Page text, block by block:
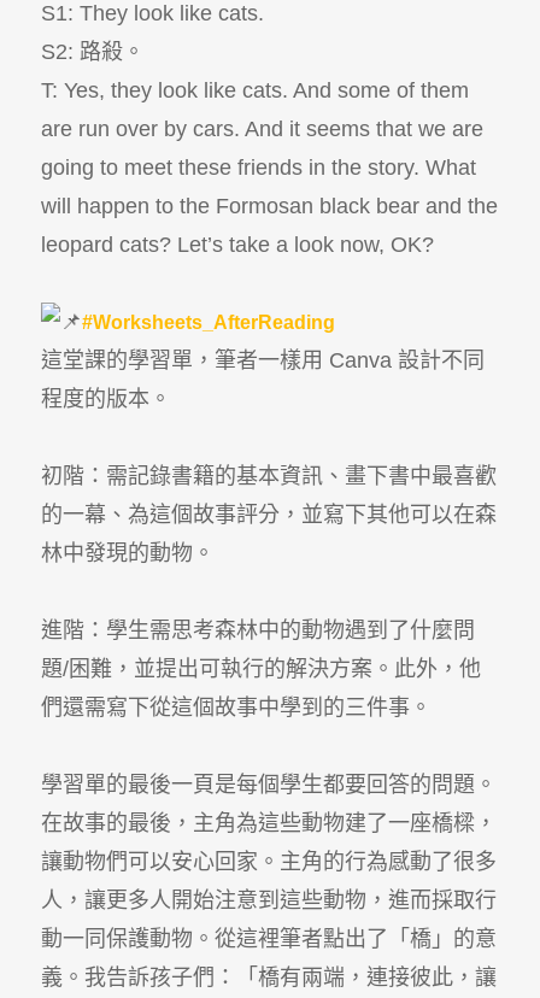
S1: They look like cats.
S2: 路殺。
T: Yes, they look like cats. And some of them
are run over by cars. And it seems that we are
going to meet these friends in the story. What
will happen to the Formosan black bear and the
leopard cats? Let’s take a look now, OK?
#Worksheets_AfterReading
這堂課的學習單，筆者一樣用 Canva 設計不同
程度的版本。
初階：需記錄書籍的基本資訊、畫下書中最喜歡
的一幕、為這個故事評分，並寫下其他可以在森
林中發現的動物。
進階：學生需思考森林中的動物遇到了什麼問
題/困難，並提出可執行的解決方案。此外，他
們還需寫下從這個故事中學到的三件事。
學習單的最後一頁是每個學生都要回答的問題。
在故事的最後，主角為這些動物建了一座橋樑，
讓動物們可以安心回家。主角的行為感動了很多
人，讓更多人開始注意到這些動物，進而採取行
動一同保護動物。從這裡筆者點出了「橋」的意
義。我告訴孩子們：「橋有兩端，連接彼此，讓